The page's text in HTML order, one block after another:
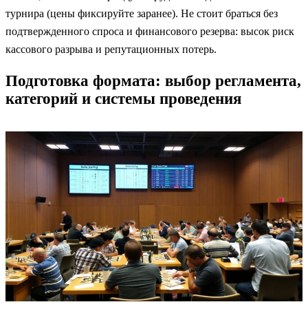
турнира (цены фиксируйте заранее). Не стоит браться без
подтвержденного спроса и финансового резерва: высок риск
кассового разрыва и репутационных потерь.
Подготовка формата: выбор регламента,
категорий и системы проведения